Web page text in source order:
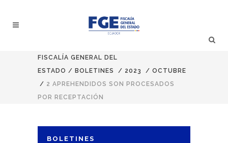
FISCALÍA GENERAL DEL
ESTADO / BOLETINES / 2023 / OCTUBRE
/ 2 APREHENDIDOS SON PROCESADOS
POR RECEPTACIÓN
BOLETINES